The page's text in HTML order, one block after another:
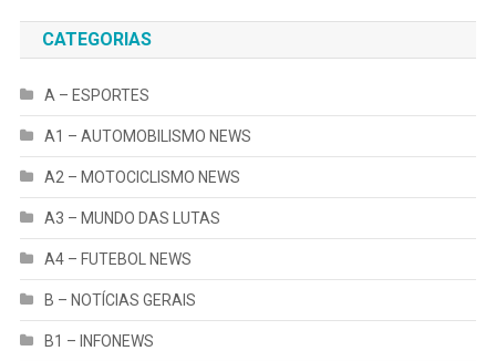
CATEGORIAS
A – ESPORTES
A1 – AUTOMOBILISMO NEWS
A2 – MOTOCICLISMO NEWS
A3 – MUNDO DAS LUTAS
A4 – FUTEBOL NEWS
B – NOTÍCIAS GERAIS
B1 – INFONEWS